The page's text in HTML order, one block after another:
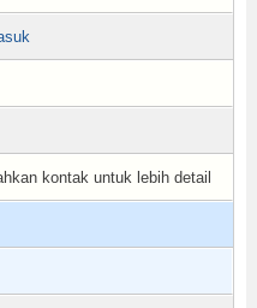
kontak untuk lebih detail